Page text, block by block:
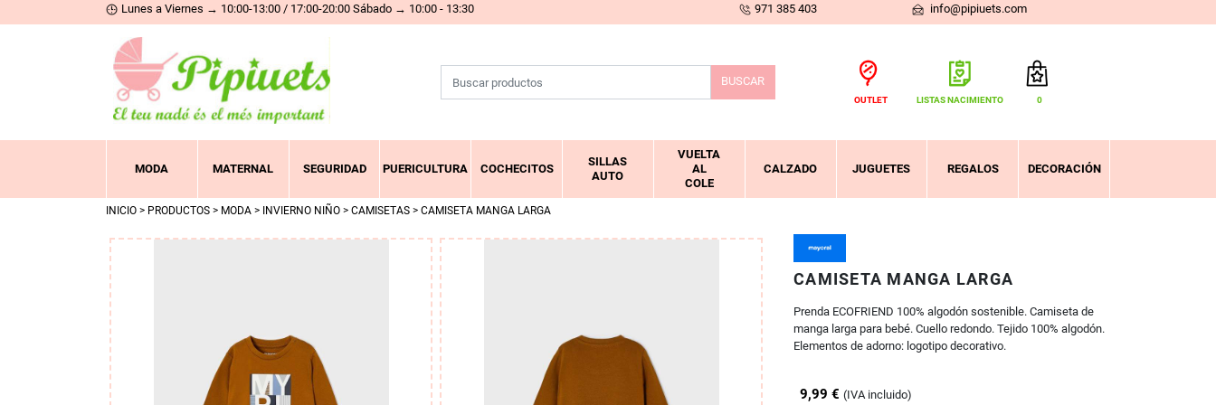
Lunes a Viernes → 10:00-13:00 / 17:00-20:00 Sábado → 10:00 - 13:30 971 385 403 info@pipiuets.com
BUSCAR
OUTLET LISTAS NACIMIENTO 0
VER CESTA
MODA MATERNAL SEGURIDAD PUERICULTURA COCHECITOS
SILLAS
AUTO
VUELTA
AL
COLE
CALZADO JUGUETES REGALOS DECORACIÓN
INICIO > PRODUCTOS > MODA > INVIERNO NIÑO > CAMISETAS > CAMISETA MANGA LARGA
CAMISETA MANGA LARGA
Prenda ECOFRIEND 100% algodón sostenible. Camiseta de
manga larga para bebé. Cuello redondo. Tejido 100% algodón.
Elementos de adorno: logotipo decorativo.
9,99 € (IVA incluido)